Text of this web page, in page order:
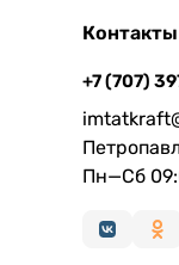
Контакты
+7 (707)
Пн—Сб